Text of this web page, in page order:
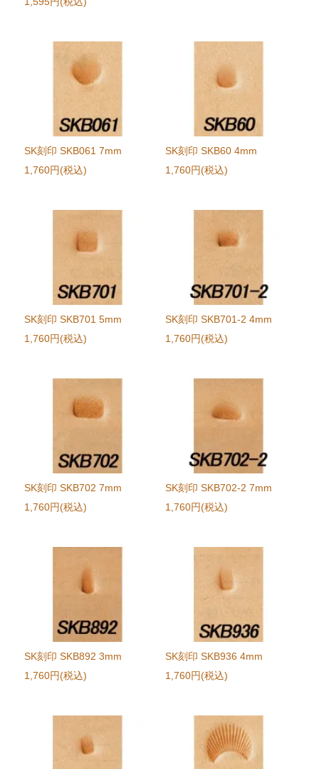
SK刻印 SKB061 7mm
1,760円(税込)
SK刻印 SKB60 4mm
1,760円(税込)
SK刻印 SKB701 5mm
1,760円(税込)
SK刻印 SKB701-2 4mm
1,760円(税込)
SK刻印 SKB702 7mm
1,760円(税込)
SK刻印 SKB702-2 7mm
1,760円(税込)
SK刻印 SKB892 3mm
1,760円(税込)
SK刻印 SKB936 4mm
1,760円(税込)